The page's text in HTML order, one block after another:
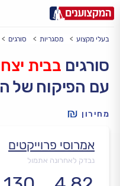
עירעיר: תל אביב, חיפה…
בעלי מקצוע מסגריות סורגים
סורגים בבית
עם הפיקוח של
מחירון
אמרוסי פרוייקטים
נבדק לאחרונה אתמול